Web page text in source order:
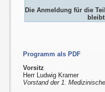
Die Anmeldung für die
Programm als PDF
Vorsitz
Herr Ludwig Kramer
Vorstand der 1.